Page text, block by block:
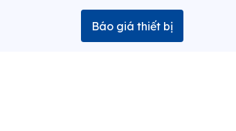
Báo giá thiết bị